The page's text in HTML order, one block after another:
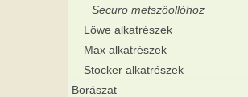
Securo metszőollóhoz
Löwe alkatrészek
Max alkatrészek
Stocker alkatrészek
Borászat